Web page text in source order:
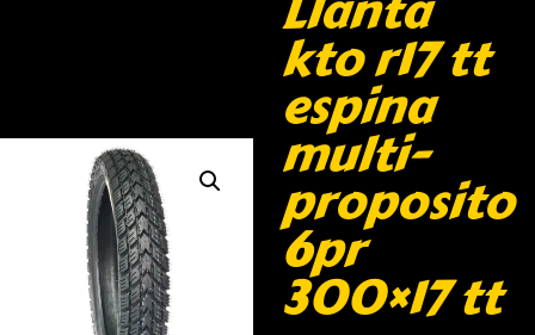
kto r17 tt
espina
multi-
proposito
6pr
300×17 tt